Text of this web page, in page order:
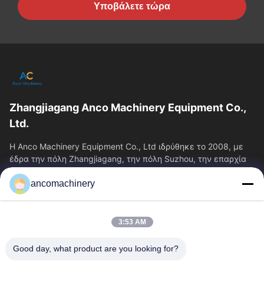
Υποβάλετε τώρα
Zhangjiagang Anco Machinery Equipment Co.,
Ltd.
Η Anco Machinery Equipment Co., Ltd ιδρύθηκε το 2008, με
έδρα την πόλη Zhangjiagang, την πόλη Suzhou, την επαρχία
Jiangsu.
Γρήγοροι Σύνδεσμοι
Σχετικά Με Εμάς
Γύρος Εργοστασίων
Ποιοτικός Έλεγχος
ancomachinery
3:53 AM
Good day, what product are you looking for?